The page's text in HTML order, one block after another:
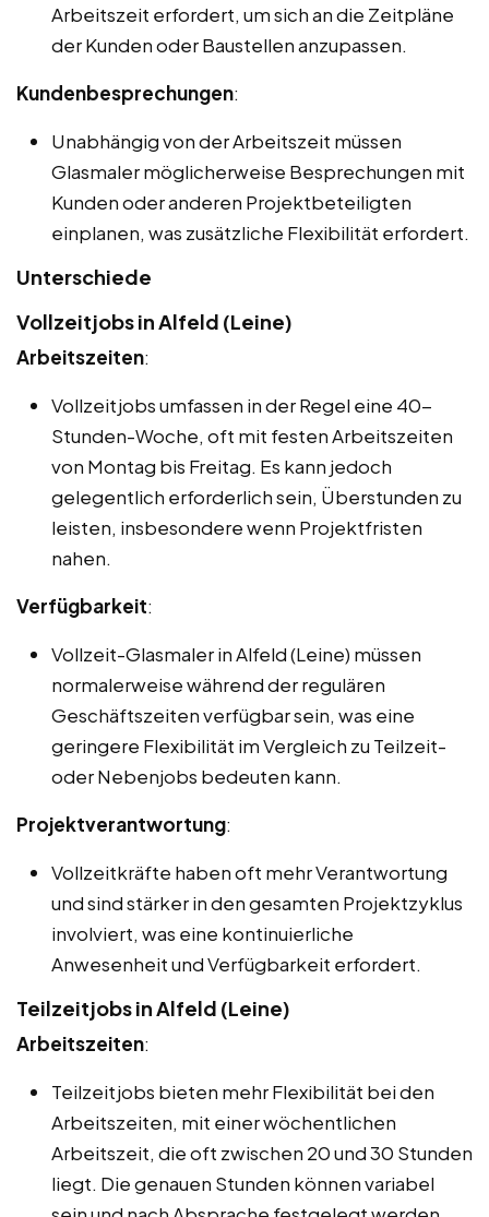
Arbeitszeit erfordert, um sich an die Zeitpläne
der Kunden oder Baustellen anzupassen.
Kundenbesprechungen:
Unabhängig von der Arbeitszeit müssen
Glasmaler möglicherweise Besprechungen mit
Kunden oder anderen Projektbeteiligten
einplanen, was zusätzliche Flexibilität erfordert.
Unterschiede
Vollzeitjobs in Alfeld (Leine)
Arbeitszeiten:
Vollzeitjobs umfassen in der Regel eine 40-
Stunden-Woche, oft mit festen Arbeitszeiten
von Montag bis Freitag. Es kann jedoch
gelegentlich erforderlich sein, Überstunden zu
leisten, insbesondere wenn Projektfristen
nahen.
Verfügbarkeit:
Vollzeit-Glasmaler in Alfeld (Leine) müssen
normalerweise während der regulären
Geschäftszeiten verfügbar sein, was eine
geringere Flexibilität im Vergleich zu Teilzeit-
oder Nebenjobs bedeuten kann.
Projektverantwortung:
Vollzeitkräfte haben oft mehr Verantwortung
und sind stärker in den gesamten Projektzyklus
involviert, was eine kontinuierliche
Anwesenheit und Verfügbarkeit erfordert.
Teilzeitjobs in Alfeld (Leine)
Arbeitszeiten:
Teilzeitjobs bieten mehr Flexibilität bei den
Arbeitszeiten, mit einer wöchentlichen
Arbeitszeit, die oft zwischen 20 und 30 Stunden
liegt. Die genauen Stunden können variabel